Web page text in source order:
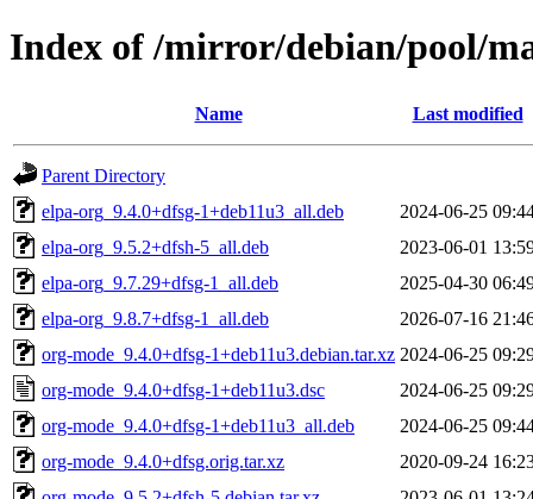
Index of /mirror/debian/pool/
Name Last modified
Parent Directory
elpa-org_9.4.0+dfsg-1+deb11u3_all.deb
2024-06-25
elpa-org_9.5.2+dfsh-5_all.deb
2023-06-01
elpa-org_9.7.29+dfsg-1_all.deb
2025-04-30
elpa-org_9.8.7+dfsg-1_all.deb
2026-07-16
org-mode_9.4.0+dfsg-1+deb11u3.debian.tar.xz 2024-06-25
org-mode_9.4.0+dfsg-1+deb11u3.dsc
2024-06-25
org-mode_9.4.0+dfsg-1+deb11u3_all.deb
2024-06-25
org-mode_9.4.0+dfsg.orig.tar.xz
2020-09-24